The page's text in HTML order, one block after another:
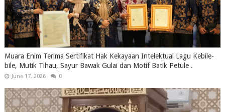
Muara Enim Terima Sertifikat Hak Kekayaan Intelektual Lagu Kebile-
bile, Mutik Tihau, Sayur Bawak Gulai dan Motif Batik Petule .
June 17, 2026 0